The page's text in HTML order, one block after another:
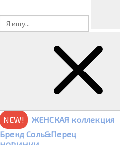
NEW!
ЖЕНСКАЯ коллекция
Бренд Соль&Перец